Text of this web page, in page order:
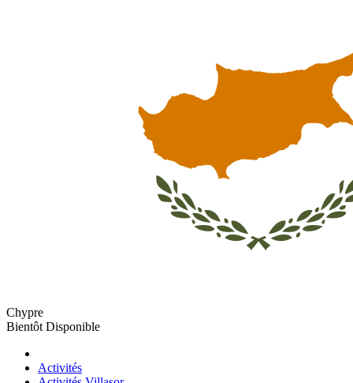
Chypre
Bientôt Disponible
Activités